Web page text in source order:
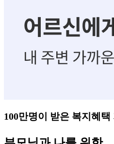
100만명이 받은 복지혜